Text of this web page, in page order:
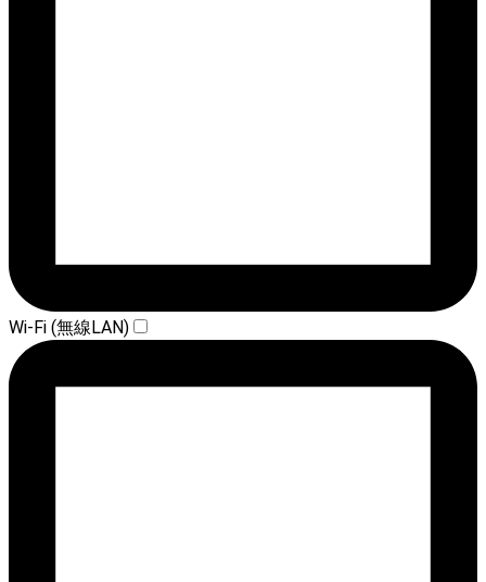
Wi-Fi (無線LAN)